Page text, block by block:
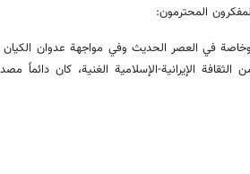
المحترمون:
وخاصة في العصر الحديث وفي مواجهة عدوان الكيان
الثقافة الإيرانية-الإسلامية الغنية، كان دائماً